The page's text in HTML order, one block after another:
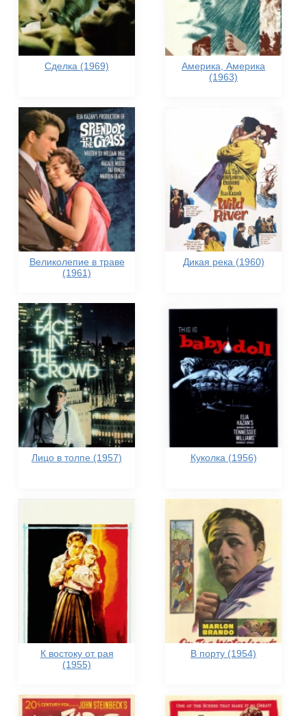
Сделка (1969)
Америка, Америка
(1963)
Великолепие в траве
(1961)
Дикая река (1960)
Лицо в толпе (1957) Куколка (1956)
К востоку от рая
(1955)
В порту (1954)